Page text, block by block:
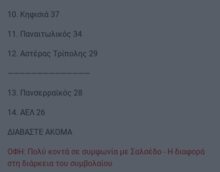
10. Κηφισιά 37
11. Παναιτωλικός 34
12. Αστέρας Τρίπολης 29
——————————————
13. Πανσερραϊκός 28
14. ΑΕΛ 26
ΔΙΑΒΑΣΤΕ ΑΚΟΜΑ
ΟΦΗ: Πολύ κοντά σε συμφωνία με Σαλσέδο - Η διαφορά
στη διάρκεια του συμβολαίου